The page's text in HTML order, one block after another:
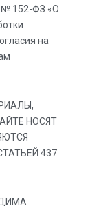
№ 152-ФЗ «О
на
НОСЯТ
437